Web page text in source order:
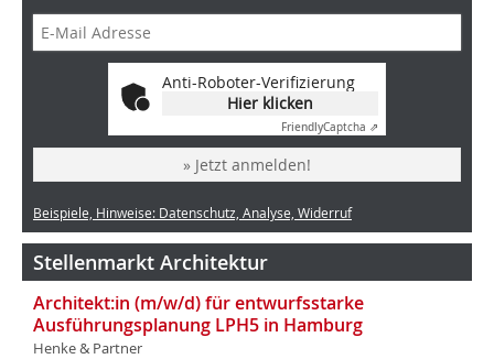
Anti-Roboter-Verifizierung
Hier klicken
FriendlyCaptcha ⇗
» Jetzt anmelden!
Beispiele, Hinweise: Datenschutz, Analyse, Widerruf
Stellenmarkt Architektur
Architekt:in (m/w/d) für entwurfsstarke
Ausführungsplanung LPH5 in Hamburg
Henke & Partner